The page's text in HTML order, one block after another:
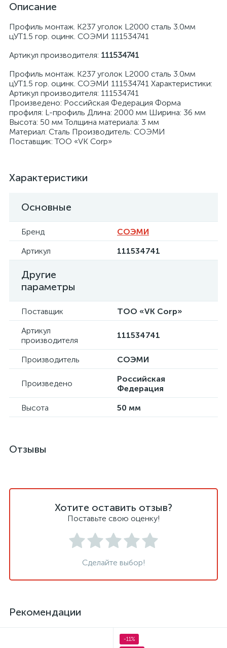
Описание
Профиль монтаж. К237 уголок L2000 сталь 3.0мм
цУТ1.5 гор. оцинк. СОЭМИ 111534741
Артикул производителя: 111534741
Профиль монтаж. К237 уголок L2000 сталь 3.0мм
цУТ1.5 гор. оцинк. СОЭМИ 111534741 Характеристики:
Артикул производителя: 111534741
Произведено: Российская Федерация Форма
профиля: L-профиль Длина: 2000 мм Ширина: 36 мм
Высота: 50 мм Толщина материала: 3 мм
Материал: Сталь Производитель: СОЭМИ
Поставщик: ТОО «VK Corp»
Характеристики
Основные
Бренд
СОЭМИ
Артикул
111534741
Другие
параметры
Поставщик
ТОО «VK Corp»
Артикул
производителя
111534741
Производитель СОЭМИ
Произведено
Российская
Федерация
Высота
50 мм
Отзывы
Хотите оставить отзыв?
Поставьте свою оценку!
Сделайте выбор!
Рекомендации
-11%